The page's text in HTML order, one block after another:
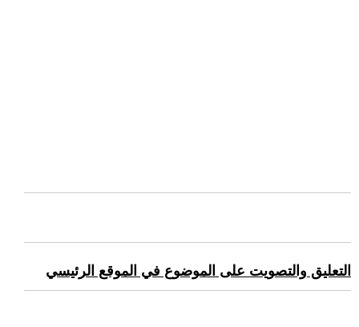
التعليق والتصويت على الموضوع في الموقع الرئيسي